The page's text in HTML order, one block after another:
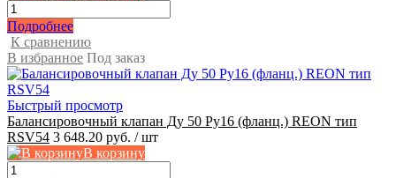
Подробнее
К сравнению
В избранное Под заказ
Быстрый просмотр
Балансировочный клапан Ду 50 Ру16 (фланц.) REON тип
RSV54 3 648.20 руб. / шт
В корзину